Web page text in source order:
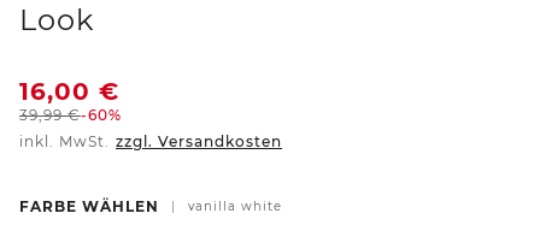
Look
16,00 €
39,99€-60%
inkl. MwSt. zzgl. Versandkosten
FARBE WÄHLEN vanilla white